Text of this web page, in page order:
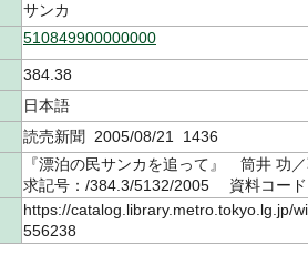
サンカ
510849900000000
384.38
日本語
読売新聞 2005/08/21 1436
『漂泊の民サンカを追って』 筒井
求記号：/384.3/5132/2005 資料コー
https://catalog.library.metro.tokyo.lg.jp/
556238